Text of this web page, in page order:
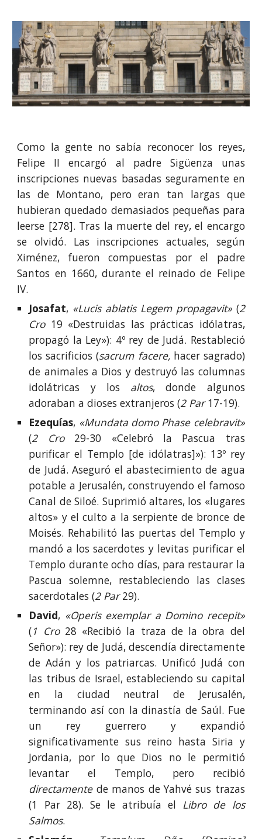
Como la gente no sabía reconocer los reyes,
Felipe II encargó al padre Sigüenza unas
inscripciones nuevas basadas seguramente en
las de Montano, pero eran tan largas que
hubieran quedado demasiados pequeñas para
leerse [278]. Tras la muerte del rey, el encargo
se olvidó. Las inscripciones actuales, según
Ximénez, fueron compuestas por el padre
Santos en 1660, durante el reinado de Felipe
IV.
Josafat, «Lucis ablatis Legempropagavit»(2
Cro19 «Destruidas las prácticas idólatras,
propagó la Ley»): 4º rey de Judá. Restableció
los sacrificios (sacrum facere,hacer sagrado)
de animales a Dios y destruyó las columnas
idolátricas y los altos, donde algunos
adoraban a dioses extranjeros (2 Par17-19).
Ezequías, «Mundata domo Phase celebravit»
(2 Cro29-30 «Celebró la Pascua tras
purificar el Templo [de idólatras]»): 13º rey
de Judá. Aseguró el abastecimiento de agua
potable a Jerusalén, construyendo el famoso
Canal de Siloé. Suprimió altares, los «lugares
altos» y el culto a la serpiente de bronce de
Moisés. Rehabilitó las puertas del Templo y
mandó a los sacerdotes y levitas purificar el
Templo durante ocho días, para restaurar la
Pascua solemne, restableciendo las clases
sacerdotales (2 Par29).
David, «Operis exemplar a Domino recepit»
(1 Cro 28 «Recibió la traza de la obra del
Señor»): rey de Judá, descendía directamente
de Adán y los patriarcas. Unificó Judá con
las tribus de Israel, estableciendo su capital
en la ciudad neutral de Jerusalén,
terminando así con la dinastía de Saúl. Fue
un rey guerrero y expandió
significativamente sus reino hasta Siria y
Jordania, por lo que Dios no le permitió
levantar el Templo, pero recibió
directamente de manos de Yahvé sus trazas
(1 Par 28). Se le atribuía el Libro de los
Salmos.